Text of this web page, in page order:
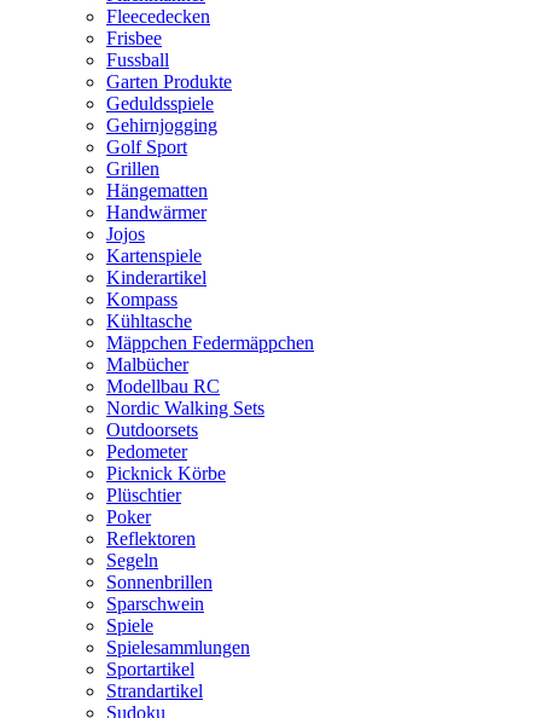
Fleecedecken
Frisbee
Fussball
Garten Produkte
Geduldsspiele
Gehirnjogging
Golf Sport
Grillen
Hängematten
Handwärmer
Jojos
Kartenspiele
Kinderartikel
Kompass
Kühltasche
Mäppchen Federmäppchen
Malbücher
Modellbau RC
Nordic Walking Sets
Outdoorsets
Pedometer
Picknick Körbe
Plüschtier
Poker
Reflektoren
Segeln
Sonnenbrillen
Sparschwein
Spiele
Spielesammlungen
Sportartikel
Strandartikel
Sudoku